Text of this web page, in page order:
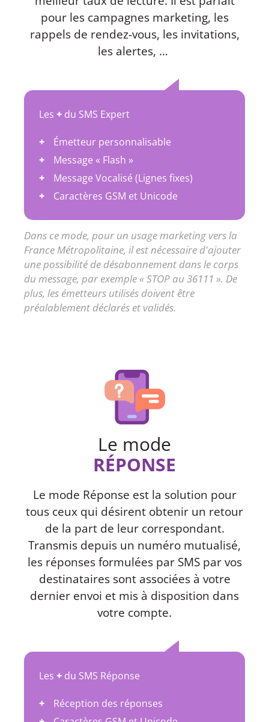
pour les campagnes marketing, les
rappels de rendez-vous, les invitations,
les alertes, …
Les + du SMS Expert
Émetteur personnalisable
Message « Flash »
Message Vocalisé (Lignes fixes)
Caractères GSM et Unicode
Dans ce mode, pour un usage marketing vers la
France Métropolitaine, il est nécessaire d'ajouter
une possibilité de désabonnement dans le corps
du message, par exemple « STOP au 36111 ». De
plus, les émetteurs utilisés doivent être
préalablement déclarés et validés.
Le mode
RÉPONSE
Le mode Réponse est la solution pour
tous ceux qui désirent obtenir un retour
de la part de leur correspondant.
Transmis depuis un numéro mutualisé,
les réponses formulées par SMS par vos
destinataires sont associées à votre
dernier envoi et mis à disposition dans
votre compte.
Les + du SMS Réponse
Réception des réponses